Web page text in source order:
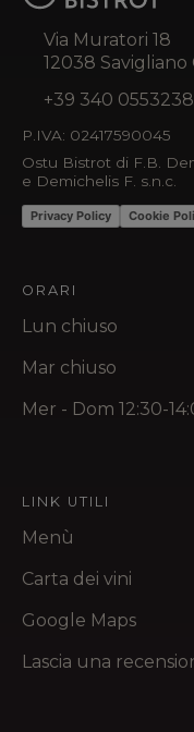
Via Muratori 18
12038 Savigliano
+39 340 0553238
P.IVA: 02417590045
Ostu Bistrot di F.B.
e Demichelis F. s.n.c.
Privacy Policy Cookie
ORARI
Lun chiuso
Mar chiuso
Mer - Dom 12:30-
LINK UTILI
Menù
Carta dei vini
Google Maps
Lascia una